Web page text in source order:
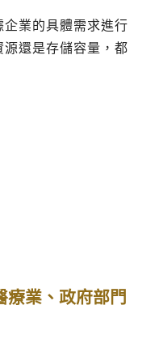
企業的具體需求進行
還是存儲容量，都
業、政府部門